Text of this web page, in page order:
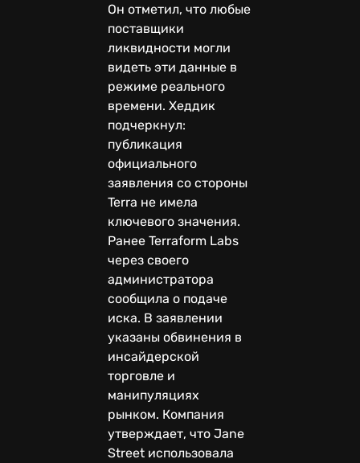
Он отметил, что любые
поставщики
ликвидности могли
видеть эти данные в
режиме реального
времени. Хеддик
подчеркнул:
публикация
официального
заявления со стороны
Terra не имела
ключевого значения.
Ранее Terraform Labs
через своего
администратора
сообщила о подаче
иска. В заявлении
указаны обвинения в
инсайдерской
торговле и
манипуляциях
рынком. Компания
утверждает, что Jane
Street использовала